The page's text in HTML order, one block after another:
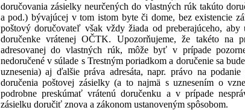
doručovania zásielky neurčených do vlastných rúk takúto
a pod.) bývajúcej v tom istom byte či dome, bez existencie
poštový doručovateľ však vždy žiada od preberajúceho,
doručenke vrátenej OČTK. Upozorňujeme, že takéto na
adresovanej do vlastných rúk, môže byť v prípade
nedoručené v súlade s Trestným poriadkom a doručenie sa
uznesenia) aj ďalšie práva adresáta, napr. právo na
doručenia poštovej zásielky (a to najmä s uznesením o
podrobne preskúmať vrátenú doručenku a v prípade
zásielku doručiť znova a zákonom ustanoveným spôsobom.